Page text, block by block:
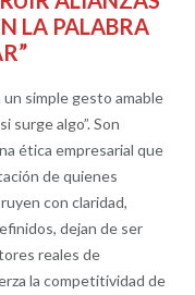
LA PALABRA
simple gesto amable
surge algo”. Son
ética empresarial que
de quienes
con claridad,
dejan de ser
reales de
la competitividad de